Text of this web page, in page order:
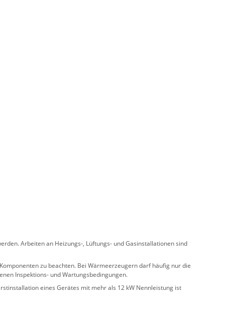
Arbeiten an Heizungs-, Lüftungs- und Gasinstallationen sind
zu beachten. Bei Wärmeerzeugern darf häufig nur die
Inspektions- und Wartungsbedingungen.
eines Gerätes mit mehr als 12 kW Nennleistung ist